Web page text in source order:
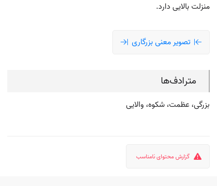
منزلت بالایی دارد.
تصویر معنی بزرگاری
مترادف‌ها
بزرگی، عظمت، شکوه، والایی
گزارش محتوای نامناسب